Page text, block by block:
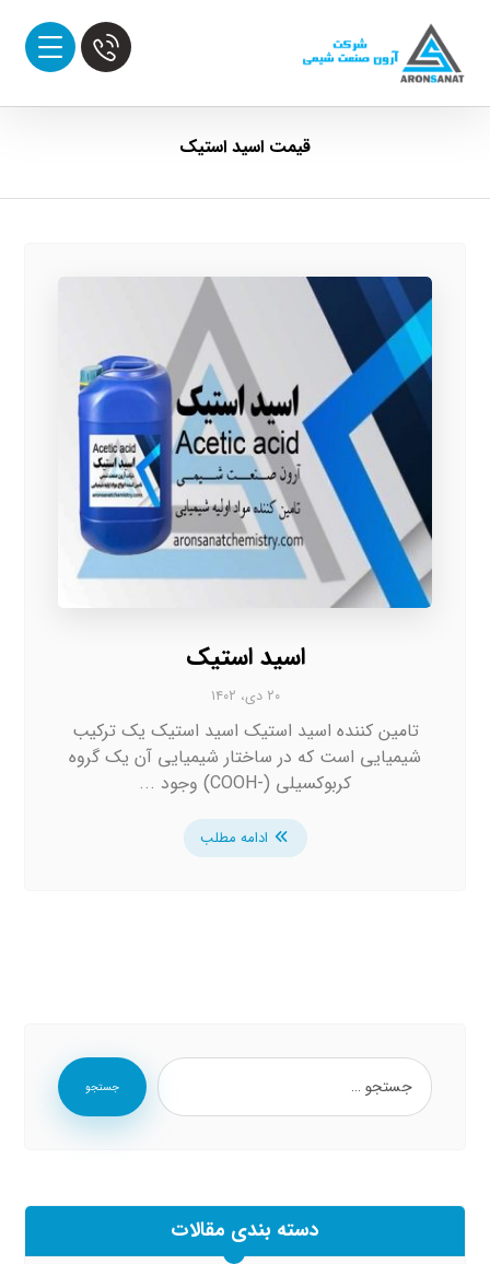
قیمت اسید استیک
اسید استیک
۲۰ دی، ۱۴۰۲
تامین کننده اسید استیک اسید استیک یک ترکیب
شیمیایی است که در ساختار شیمیایی آن یک گروه
کربوکسیلی (-COOH) وجود ...
ادامه مطلب
جستجو
دسته بندی مقالات